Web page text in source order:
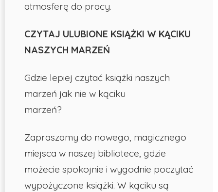
atmosferę do pracy.
CZYTAJ ULUBIONE KSIĄŻKI W KĄCIKU
NASZYCH MARZEŃ
Gdzie lepiej czytać książki naszych
marzeń jak nie w kąciku
marzeń?
Zapraszamy do nowego, magicznego
miejsca w naszej bibliotece, gdzie
możecie spokojnie i wygodnie poczytać
wypożyczone książki. W kąciku są